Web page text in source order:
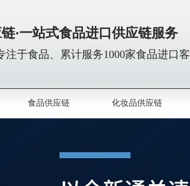
·一站式食品进口供应链服务
于食品、累计服务1000家食品进口
食品供应链 化妆品供应链